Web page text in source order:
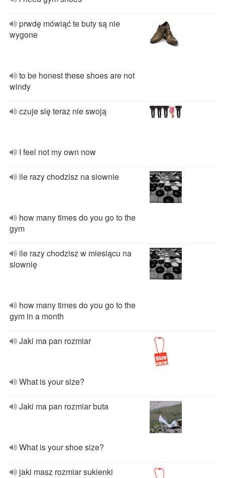
prwdę mówiąć te buty są nie
wygone
to be honest these shoes are not
windy
czuje się teraz nie swoją
I feel not my own now
ile razy chodzisz na siownie
how many times do you go to the
gym
ile razy chodzisz w miesiącu na
siownię
how many times do you go to the
gym in a month
Jaki ma pan rozmiar
What is your size?
Jaki ma pan rozmiar buta
What is your shoe size?
jaki masz rozmiar sukienki